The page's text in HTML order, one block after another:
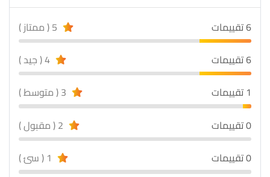
6 تقييمات
6 تقييمات
1 تقييمات
0 تقييمات
0 تقييمات